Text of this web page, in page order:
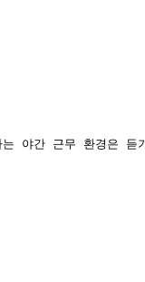
야간 근무 환경은 듣